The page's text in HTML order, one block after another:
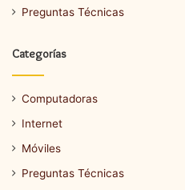
Preguntas Técnicas
Categorías
Computadoras
Internet
Móviles
Preguntas Técnicas